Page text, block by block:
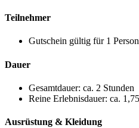
Teilnehmer
Gutschein gültig für 1 Person
Dauer
Gesamtdauer: ca. 2 Stunden
Reine Erlebnisdauer: ca.
Ausrüstung & Kleidung